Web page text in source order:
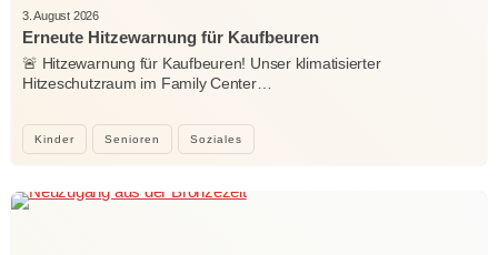
Kinder Senioren Soziales
3. August 2026
Erneute Hitzewarnung für Kaufbeuren
🚨 Hitzewarnung für Kaufbeuren! Unser klimatisierter
Hitzeschutzraum im Family Center…